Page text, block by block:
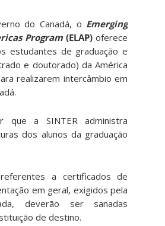
do Canadá, o Emerging
Program(ELAP) oferece
estudantes de graduação e
e doutorado) da América
realizarem intercâmbio em
que a SINTER administra
dos alunos da graduação
referentes a certificados de
em geral, exigidos pela
deverão ser sanadas
de destino.